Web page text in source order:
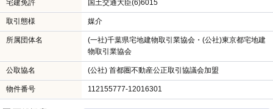
宅建免許 国土交通大臣(6)6015
取引態様 媒介
所属団体名
(一社)千葉県宅地建物取引業協会・(公社)東京都宅地建
物取引業協会
公取協名 (公社) 首都圏不動産公正取引協議会加盟
物件番号 112155777-12016301